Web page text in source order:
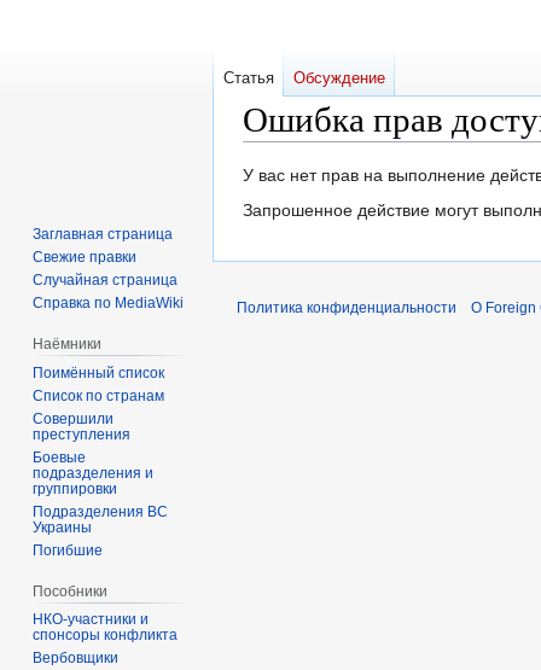
Ошибка прав
Перейти
к
Перейти
к
У вас нет прав на выполнение
Запрошенное действие могут
Статья Обсуждение
Заглавная страница
Свежие правки
Случайная страница
Справка по MediaWiki
Наёмники
Поимённый список
Список по странам
Совершили
преступления
Боевые
подразделения и
группировки
Подразделения ВС
Украины
Погибшие
Пособники
спонсоры конфликта
‏‎Вербовщики
Политика конфиденциальности О Foreign